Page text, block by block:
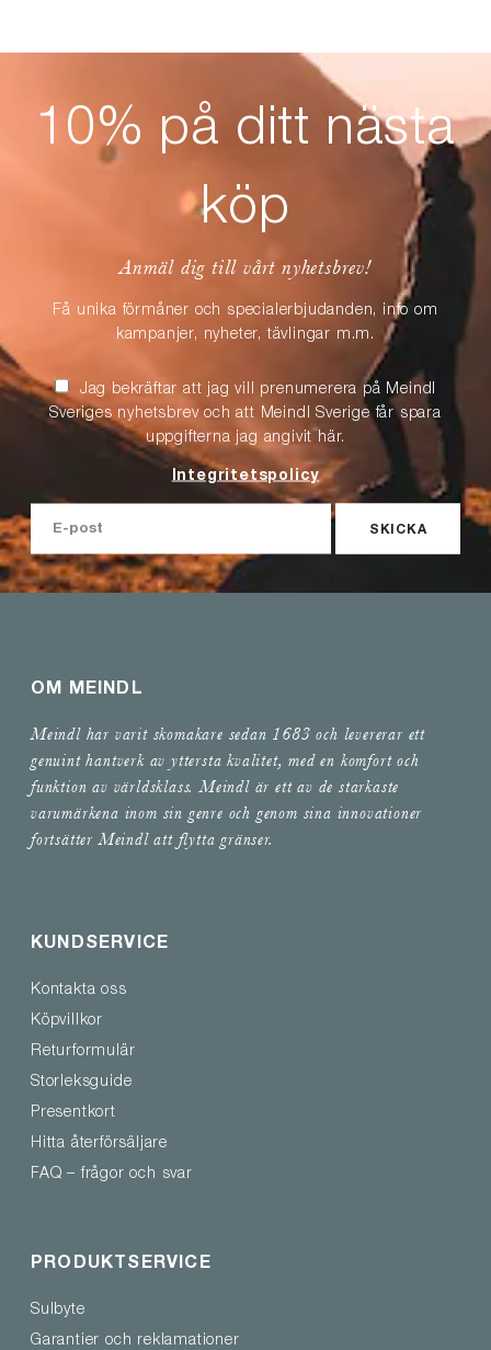
10% på ditt nästa
köp
Anmäl dig till vårt nyhetsbrev!
Få unika förmåner och specialerbjudanden, info om
kampanjer, nyheter, tävlingar m.m.
Jag bekräftar att jag vill prenumerera på Meindl
Sveriges nyhetsbrev och att Meindl Sverige får spara
uppgifterna jag angivit här.
Integritetspolicy
SKICKA
OM MEINDL
Meindl har varit skomakare sedan 1683 och levererar ett
genuint hantverk av yttersta kvalitet, med en komfort och
funktion av världsklass. Meindl är ett av de starkaste
varumärkena inom sin genre och genom sina innovationer
fortsätter Meindl att flytta gränser.
KUNDSERVICE
Kontakta oss
Köpvillkor
Returformulär
Storleksguide
Presentkort
Hitta återförsäljare
FAQ – frågor och svar
PRODUKTSERVICE
Sulbyte
Garantier och reklamationer